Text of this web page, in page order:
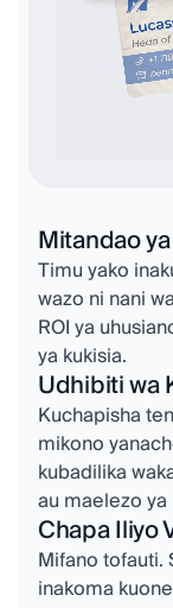
Mitandao
Timu yako
wazo ni nani
ROI ya
ya kukisia.
Udhibiti wa
Kuchapisha
mikono
kubadilika
au maelezo
Chapa Iliyo
Mifano tofauti.
inakoma